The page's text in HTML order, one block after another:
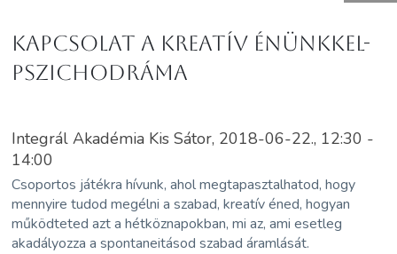
Kapcsolat a kreatív énünkkel-
pszichodráma
Integrál Akadémia Kis Sátor, 2018-06-22., 12:30 -
14:00
Csoportos játékra hívunk, ahol megtapasztalhatod, hogy
mennyire tudod megélni a szabad, kreatív éned, hogyan
működteted azt a hétköznapokban, mi az, ami esetleg
akadályozza a spontaneitásod szabad áramlását.